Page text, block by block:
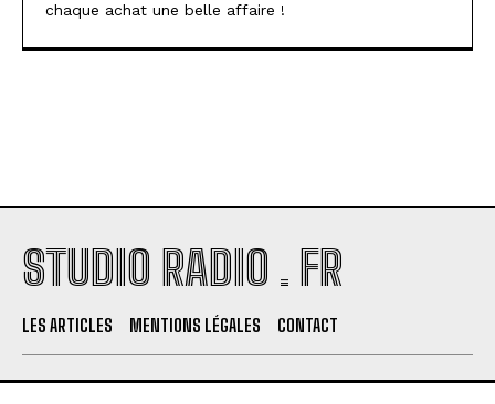
chaque achat une belle affaire !
STUDIO RADIO . FR
LES ARTICLES MENTIONS LÉGALES CONTACT